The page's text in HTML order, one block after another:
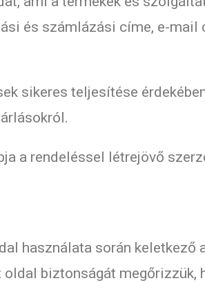
és számlázási címe, e-
sikeres teljesítése
a rendeléssel létrejövő
használata során keletkező
biztonságát